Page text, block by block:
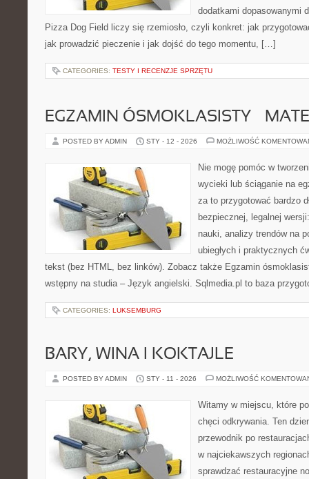
dodatkami dopasowanymi
Pizza Dog Field liczy się rzemiosło, czyli konkret: jak
jak prowadzić pieczenie i jak dojść do tego momentu, […]
CATEGORIES: TESTY I RECENZJE SPRZĘTU
EGZAMIN ÓSMOKLASISTY –
POSTED BY ADMIN STY - 12 - 2026 MOŻLIWOŚĆ
Nie mogę pomóc w
wycieki lub ściąganie na
za to przygotować bardzo
bezpiecznej, legalnej
nauki, analizy trendów na
ubiegłych i praktycznych
tekst (bez HTML, bez linków). Zobacz także Egzamin
wstępny na studia – Język angielski. Sqlmedia.pl to baza
CATEGORIES: LUKSEMBURG
BARY, WINA I KOKTAJLE
POSTED BY ADMIN STY - 11 - 2026 MOŻLIWOŚĆ
Witamy w miejscu, które
chęci odkrywania. Ten
przewodnik po
w najciekawszych
sprawdzać restauracyjne